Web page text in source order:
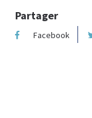
Partager
Facebook